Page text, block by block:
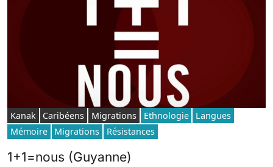
Kanak Caribéens Migrations Ethnologie
Langues
Mémoire
Migrations Résistances
1+1=nous (Guyanne)